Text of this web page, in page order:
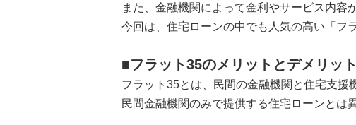
また、金融機関によって金利やサービス内容
今回は、住宅ローンの中でも人気の高い「フ
■フラット35のメリットとデメリット
フラット35とは、民間の金融機関と住宅支援
民間金融機関のみで提供する住宅ローンとは